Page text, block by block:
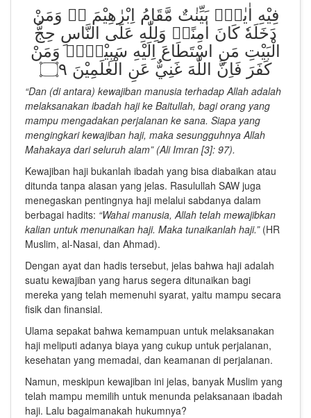
فِيْهِ اٰيٰتٌۢ بَيِّنٰتٌ مَّقَامُ اِبْرٰهِيْمَ ەۚ وَمَنْ
دَخَلَهٗ كَانَ اٰمِنًاۗ وَلِلّٰهِ عَلَى النَّاسِ حِجُّ
الْبَيْتِ مَنِ اسْتَطَاعَ اِلَيْهِ سَبِيْلًاۗ وَمَنْ
كَفَرَ فَاِنَّ اللّٰهَ غَنِيٌّ عَنِ الْعٰلَمِيْنَ ۝٩
“Dan (di antara) kewajiban manusia terhadap Allah adalah
melaksanakan ibadah haji ke Baitullah, bagi orang yang
mampu mengadakan perjalanan ke sana. Siapa yang
mengingkari kewajiban haji, maka sesungguhnya Allah
Mahakaya dari seluruh alam” (Ali Imran [3]: 97).
Kewajiban haji bukanlah ibadah yang bisa diabaikan atau
ditunda tanpa alasan yang jelas. Rasulullah SAW juga
menegaskan pentingnya haji melalui sabdanya dalam
berbagai hadits: “Wahai manusia, Allah telah mewajibkan
kalian untuk menunaikan haji. Maka tunaikanlah haji.”(HR
Muslim, al-Nasai, dan Ahmad).
Dengan ayat dan hadis tersebut, jelas bahwa haji adalah
suatu kewajiban yang harus segera ditunaikan bagi
mereka yang telah memenuhi syarat, yaitu mampu secara
fisik dan finansial.
Ulama sepakat bahwa kemampuan untuk melaksanakan
haji meliputi adanya biaya yang cukup untuk perjalanan,
kesehatan yang memadai, dan keamanan di perjalanan.
Namun, meskipun kewajiban ini jelas, banyak Muslim yang
telah mampu memilih untuk menunda pelaksanaan ibadah
haji. Lalu bagaimanakah hukumnya?